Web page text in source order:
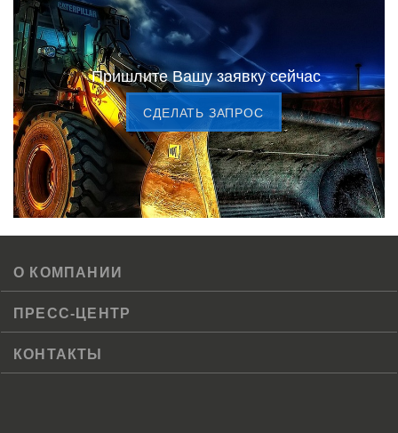
Пришлите Вашу заявку сейчас
CДЕЛАТЬ ЗАПРОС
О КОМПАНИИ
ПРЕСС-ЦЕНТР
КОНТАКТЫ